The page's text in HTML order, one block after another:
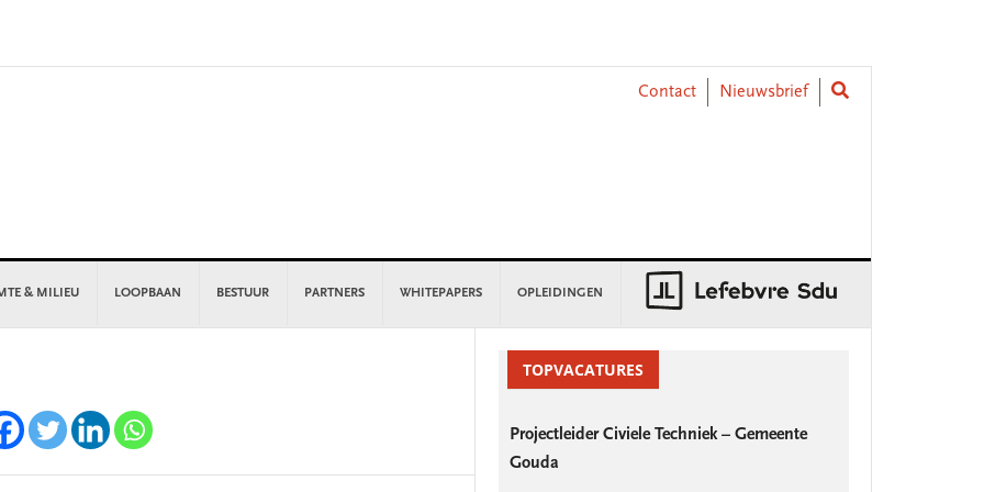
Contact
Nieuwsbrief
& MILIEU LOOPBAAN BESTUUR PARTNERS WHITEPAPERS OPLEIDINGEN
Primary
Sidebar
TOPVACATURES
Projectleider Civiele Techniek – Gemeente
Gouda